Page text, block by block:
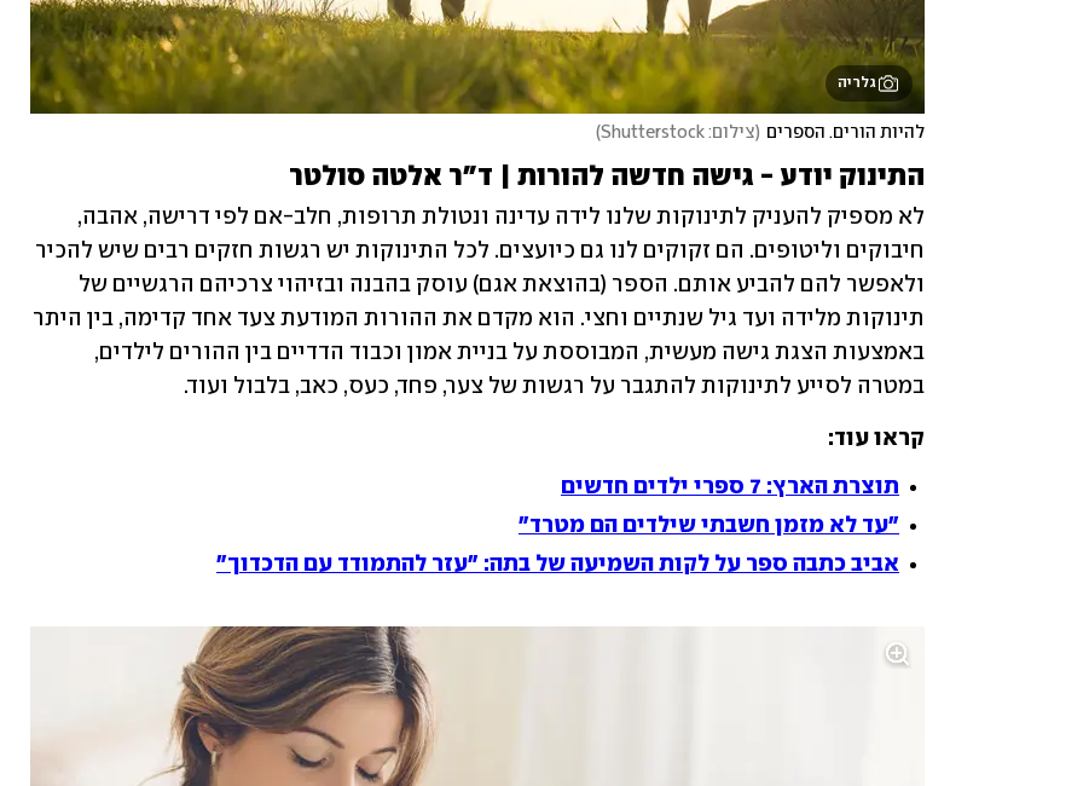
גלריה
להיות הורים. הספרים (צילום: Shutterstock )
התינוק יודע - גישה חדשה להורות | ד"ר אלטה סולטר
במטרה לסייע לתינוקות להתגבר על רגשות של צער, פחד, כעס, כאב, בלבול ועוד.
קראו עוד:
תוצרת הארץ: 7 ספרי ילדים חדשים
"עד לא מזמן חשבתי שילדים הם מטרד"
אביב כתבה ספר על לקות השמיעה של בתה: "עזר להתמודד עם הדכדוך"